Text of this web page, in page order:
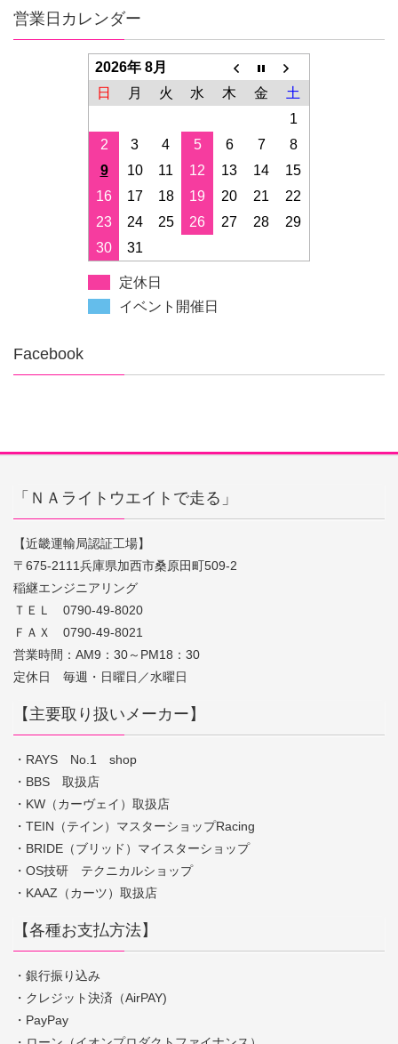
営業日カレンダー
2026年 8月
日
月 火 水 木 金
土
1
2
3 4 5 6 7
8
9
10 11 12 13 14
15
16
17 18 19 20 21
22
23
24 25 26 27 28
29
30
31
定休日
イベント開催日
Facebook
「ＮＡライトウエイトで走る」
【近畿運輸局認証工場】
〒675-2111兵庫県加西市桑原田町509-2
稲継エンジニアリング
ＴＥＬ 0790-49-8020
ＦＡＸ 0790-49-8021
営業時間：AM9：30～PM18：30
定休日 毎週・日曜日／水曜日
【主要取り扱いメーカー】
・RAYS No.1 shop
・BBS 取扱店
・KW（カーヴェイ）取扱店
・TEIN（テイン）マスターショップRacing
・BRIDE（ブリッド）マイスターショップ
・OS技研 テクニカルショップ
・KAAZ（カーツ）取扱店
【各種お支払方法】
・銀行振り込み
・クレジット決済（AirPAY)
・PayPay